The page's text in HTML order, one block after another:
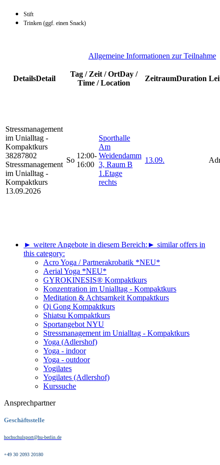
Stift
Trinken (ggf. einen Snack)
Allgemeine Informationen zur Teilnahme
DetailsDetail
Tag / Zeit / OrtDay /
Time / Location
ZeitraumDuration
Stressmanagement
im Unialltag -
Kompaktkurs
38287802
Stressmanagement
im Unialltag -
Kompaktkurs
13.09.2026
So
12:00-
16:00
Sporthalle
Am
Weidendamm
3, Raum B
1.Etage
rechts
13.09.
► weitere Angebote in diesem Bereich: ► similar offers in
this category:
Acro Yoga / Partnerakrobatik *NEU*
Aerial Yoga *NEU*
GYROKINESIS® Kompaktkurs
Konzentration im Unialltag - Kompaktkurs
Meditation & Achtsamkeit Kompaktkurs
Qi Gong Kompaktkurs
Shiatsu Kompaktkurs
Sportangebot NYU
Stressmanagement im Unialltag - Kompaktkurs
Yoga (Adlershof)
Yoga - indoor
Yoga - outdoor
Yogilates
Yogilates (Adlershof)
Kurssuche
Ansprechpartner
Geschäftsstelle
hochschulsport@hu-berlin.de
+49 30 2093 20180